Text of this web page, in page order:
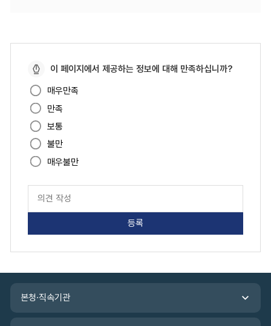
페
이
지
만
족
도
이 페이지에서 제공하는 정보에 대해 만족하십니까?
매우만족
만족
보통
불만
매우불만
지
족
가
력
본청·직속기관